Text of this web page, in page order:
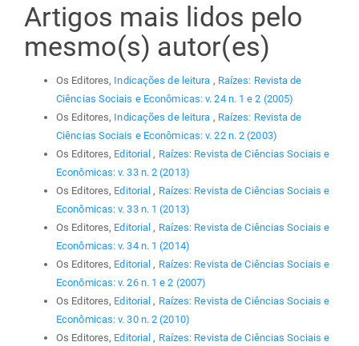
Artigos mais lidos pelo
mesmo(s) autor(es)
Os Editores, Indicações de leitura , Raízes: Revista de
Ciências Sociais e Econômicas: v. 24 n. 1 e 2 (2005)
Os Editores, Indicações de leitura , Raízes: Revista de
Ciências Sociais e Econômicas: v. 22 n. 2 (2003)
Os Editores, Editorial , Raízes: Revista de Ciências Sociais e
Econômicas: v. 33 n. 2 (2013)
Os Editores, Editorial , Raízes: Revista de Ciências Sociais e
Econômicas: v. 33 n. 1 (2013)
Os Editores, Editorial , Raízes: Revista de Ciências Sociais e
Econômicas: v. 34 n. 1 (2014)
Os Editores, Editorial , Raízes: Revista de Ciências Sociais e
Econômicas: v. 26 n. 1 e 2 (2007)
Os Editores, Editorial , Raízes: Revista de Ciências Sociais e
Econômicas: v. 30 n. 2 (2010)
Os Editores, Editorial , Raízes: Revista de Ciências Sociais e